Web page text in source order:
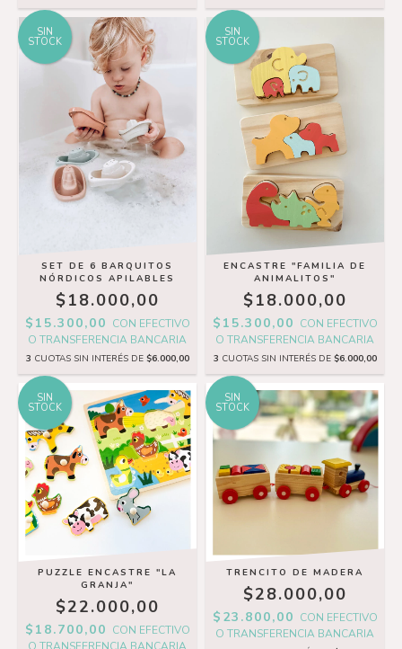
SIN
STOCK
SET DE 6 BARQUITOS
NÓRDICOS APILABLES
$18.000,00
$15.300,00 CON EFECTIVO
O TRANSFERENCIA BANCARIA
3 CUOTAS SIN INTERÉS DE $6.000,00
SIN
STOCK
ENCASTRE "FAMILIA DE
ANIMALITOS"
$18.000,00
$15.300,00 CON EFECTIVO
O TRANSFERENCIA BANCARIA
3 CUOTAS SIN INTERÉS DE $6.000,00
SIN
STOCK
PUZZLE ENCASTRE "LA
GRANJA"
$22.000,00
$18.700,00 CON EFECTIVO
O TRANSFERENCIA BANCARIA
SIN
STOCK
TRENCITO DE MADERA
$28.000,00
$23.800,00 CON EFECTIVO
O TRANSFERENCIA BANCARIA